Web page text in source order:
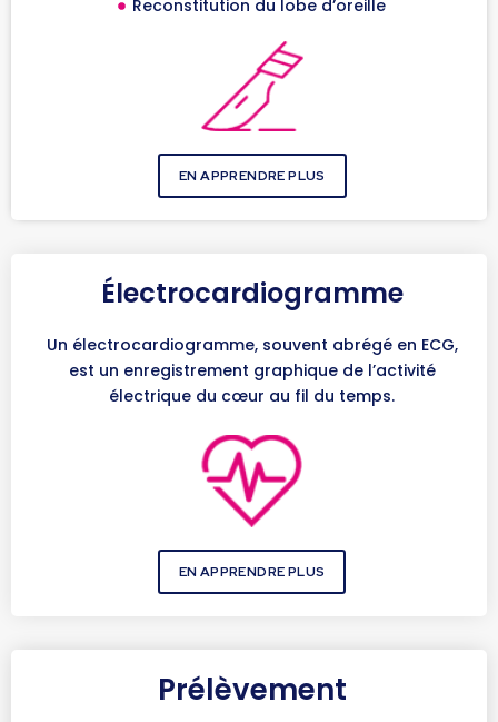
Reconstitution du lobe d’oreille
EN APPRENDRE PLUS
Électrocardiogramme
Un électrocardiogramme, souvent abrégé en ECG,
est un enregistrement graphique de l’activité
électrique du cœur au fil du temps.
EN APPRENDRE PLUS
Prélèvement